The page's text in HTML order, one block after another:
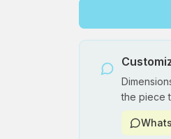
the piece